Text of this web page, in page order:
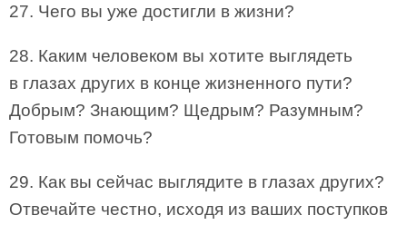
27. Чего вы уже достигли в жизни?
28. Каким человеком вы хотите выглядеть
в глазах других в конце жизненного пути?
Добрым? Знающим? Щедрым? Разумным?
Готовым помочь?
29. Как вы сейчас выглядите в глазах других?
Отвечайте честно, исходя из ваших поступков